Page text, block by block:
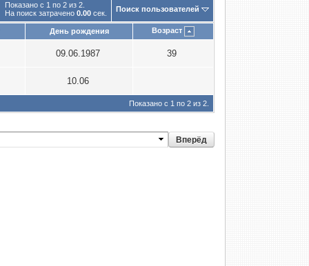
Показано с 1 по 2 из 2.
На поиск затрачено 0.00 сек. Поиск пользователей
День рождения Возраст
09.06.1987 39
10.06
Показано с 1 по 2 из 2.